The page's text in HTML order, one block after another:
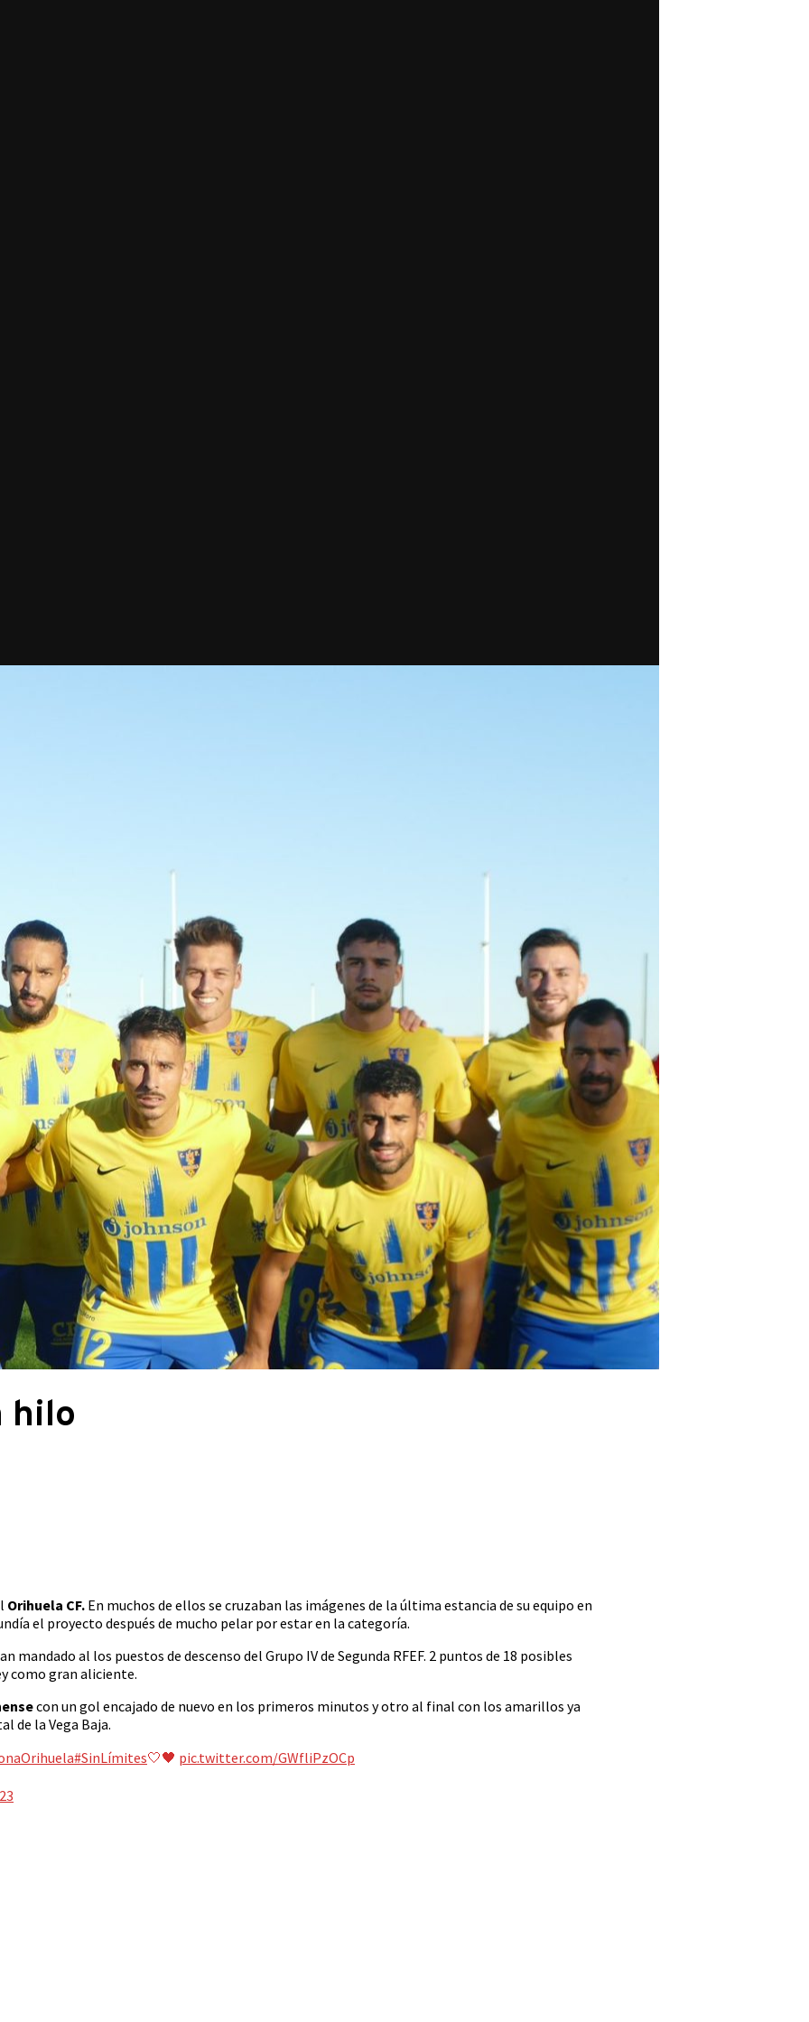
hilo
Orihuela CF. En muchos de ellos se cruzaban las imágenes de la última estancia de su equipo en
el proyecto después de mucho pelar por estar en la categoría.
mandado al los puestos de descenso del Grupo IV de Segunda RFEF. 2 puntos de 18 posibles
como gran aliciente.
con un gol encajado de nuevo en los primeros minutos y otro al final con los amarillos ya
de la Vega Baja.
#SinLímites🤍🖤 pic.twitter.com/GWfliPzOCp